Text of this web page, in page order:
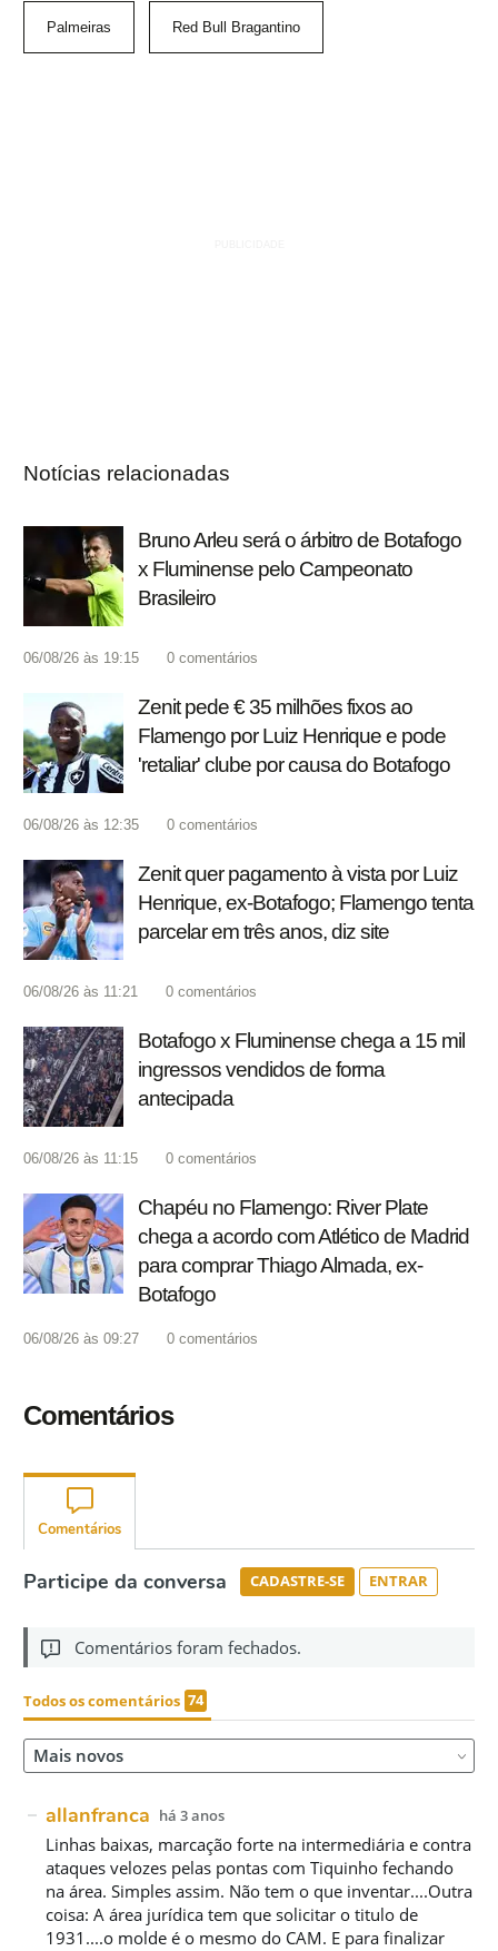
Palmeiras Red Bull Bragantino
Notícias relacionadas
Bruno Arleu será o árbitro de Botafogo
x Fluminense pelo Campeonato
Brasileiro
06/08/26 às 19:15 0 comentários
Zenit pede € 35 milhões fixos ao
Flamengo por Luiz Henrique e pode
'retaliar' clube por causa do Botafogo
06/08/26 às 12:35 0 comentários
Zenit quer pagamento à vista por Luiz
Henrique, ex-Botafogo; Flamengo tenta
parcelar em três anos, diz site
06/08/26 às 11:21 0 comentários
Botafogo x Fluminense chega a 15 mil
ingressos vendidos de forma
antecipada
06/08/26 às 11:15 0 comentários
Chapéu no Flamengo: River Plate
chega a acordo com Atlético de Madrid
para comprar Thiago Almada, ex-
Botafogo
06/08/26 às 09:27 0 comentários
Comentários